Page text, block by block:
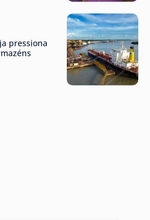
pressiona